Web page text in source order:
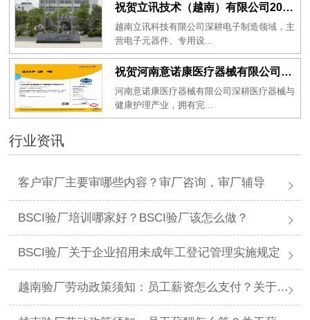
祝贺立讯技术（越南）有限公司2026年一次性成功通过RBA-VAP审核获得金牌评级！
越南立讯科技有限公司深耕电子制造领域，主
营电子元器件、专用设...
祝贺河南意诺康医疗器械有限公司2026年一次性成功通过GMP认证
河南意诺康医疗器械有限公司深耕医疗器械与
健康护理产业，拥有完...
行业资讯
客户审厂主要审哪些内容？审厂咨询，审厂辅导
BSCI验厂培训哪家好？BSCI验厂该怎么做？
BSCI验厂关于企业招用未成年工登记管理实施规定
越南验厂劳动政策须知：员工薪资怎么支付？关于薪资支付有哪些规定呢？